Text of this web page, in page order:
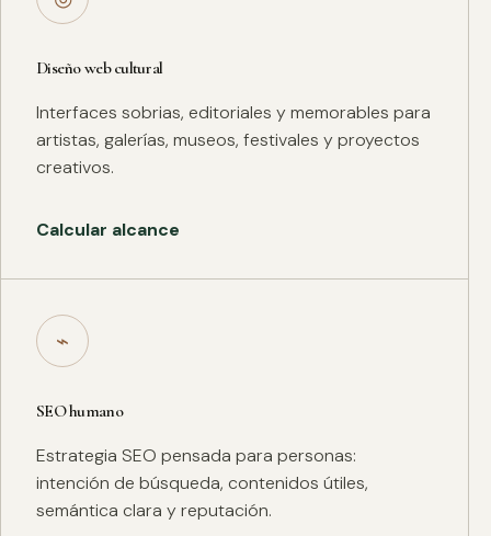
Diseño web cultural
Interfaces sobrias, editoriales y memorables para
artistas, galerías, museos, festivales y proyectos
creativos.
Calcular alcance
⌁
SEO humano
Estrategia SEO pensada para personas:
intención de búsqueda, contenidos útiles,
semántica clara y reputación.